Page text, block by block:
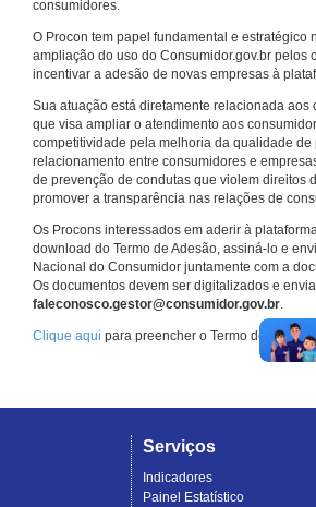
consumidores.
O Procon tem papel fundamental e estratégico
ampliação do uso do Consumidor.gov.br pelos
incentivar a adesão de novas empresas à
Sua atuação está diretamente relacionada aos
que visa ampliar o atendimento aos
competitividade pela melhoria da qualidade de
relacionamento entre consumidores e
de prevenção de condutas que violem direitos
promover a transparência nas relações de
Os Procons interessados em aderir à
download do Termo de Adesão, assiná-lo e
Nacional do Consumidor juntamente com a
Os documentos devem ser digitalizados e
faleconosco.gestor@consumidor.gov.br.
Clique aqui para preencher o Termo de Adesão.
Serviços
Indicadores
Painel Estatístico